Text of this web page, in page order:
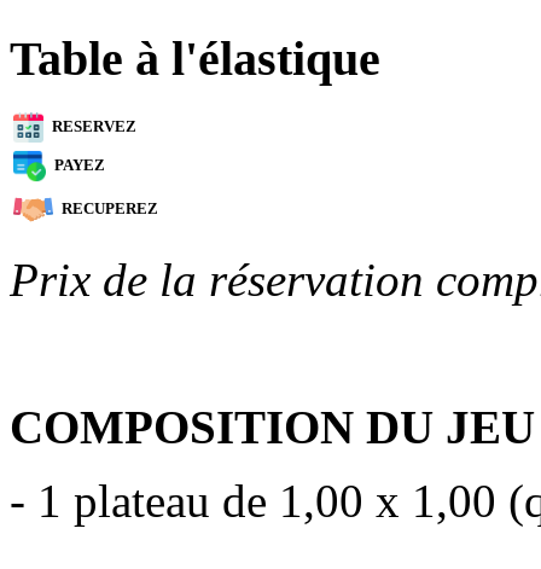
Table à l'élastique
RESERVEZ
PAYEZ
RECUPEREZ
Prix de la réservation
COMPOSITION DU JEU
- 1 plateau de 1,00 x 1,00